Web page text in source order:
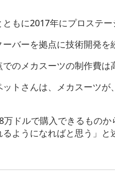
ともに2017年にプロステー
ーバーを拠点に技術開発を
でのメカスーツの制作費は
ットさんは、メカスーツ
8万ドルで購入できるもの
るようになればと思う」と